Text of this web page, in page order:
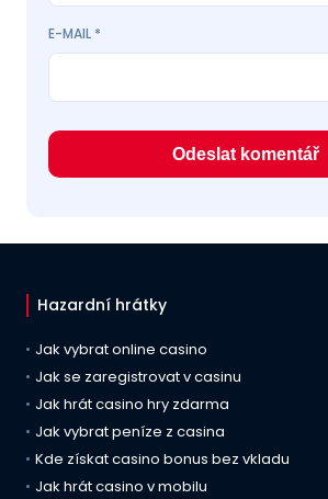
E-MAIL *
Hazardní hrátky
Jak vybrat online casino
Jak se zaregistrovat v casinu
Jak hrát casino hry zdarma
Jak vybrat peníze z casina
Kde získat casino bonus bez vkladu
Jak hrát casino v mobilu